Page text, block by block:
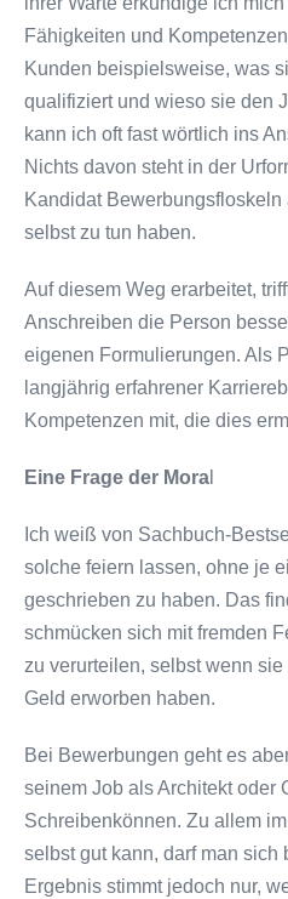
Fähigkeiten und
Kunden beispielsweise, was
qualifiziert und wieso sie den
kann ich oft fast wörtlich ins
Nichts davon steht in der
Kandidat
selbst zu tun haben.
Auf diesem Weg erarbeitet,
Anschreiben die Person
eigenen Formulierungen. Als
langjährig erfahrener
Kompetenzen mit, die dies
Eine Frage der Mora
Ich weiß von Sachbuch-
solche feiern lassen, ohne je
geschrieben zu haben. Das
schmücken sich mit fremden
zu verurteilen, selbst wenn
Geld erworben haben.
Bei Bewerbungen geht es
seinem Job als Architekt oder
Schreibenkönnen. Zu allem
selbst gut kann, darf man sich
Ergebnis stimmt jedoch nur,